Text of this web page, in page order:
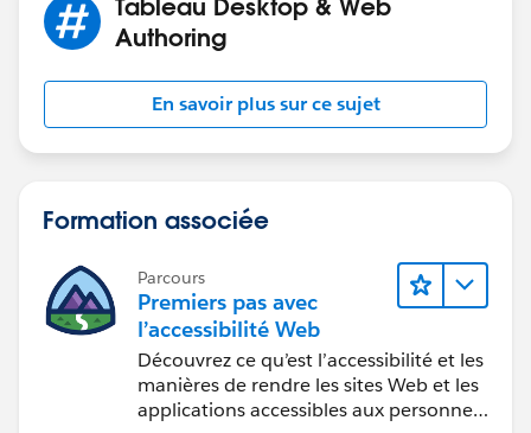
Authoring
En savoir plus sur ce sujet
Formation associée
Parcours
Premiers pas avec
l’accessibilité Web
Découvrez ce qu’est l’accessibilité et les
manières de rendre les sites Web et les
applications accessibles aux personnes